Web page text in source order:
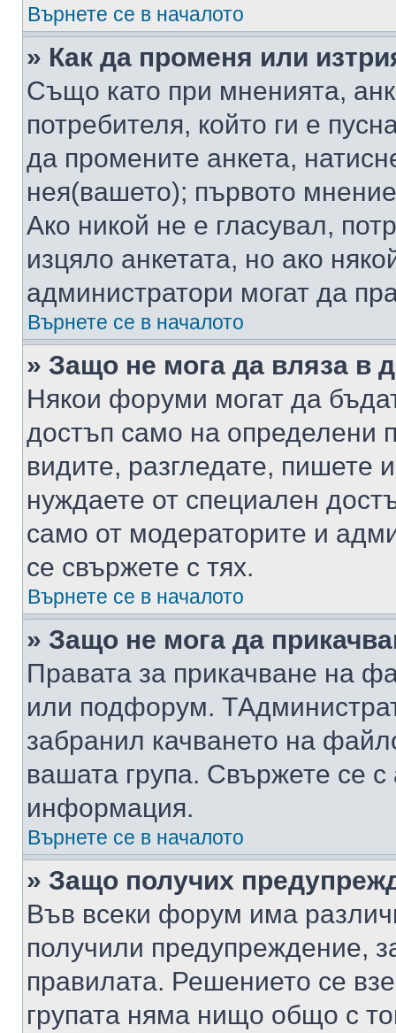
Върнете се в началото
» Как да променя или
Също като при мненията,
потребителя, който ги е
да промените анкета,
нея(вашето); първото
Ако никой не е гласувал,
изцяло анкетата, но ако
администратори могат да
Върнете се в началото
» Защо не мога да вляза в
Някои форуми могат да
достъп само на определени
видите, разгледате, пишете
нуждаете от специален
само от модераторите и
се свържете с тях.
Върнете се в началото
» Защо не мога да
Правата за прикачване на
или подфорум.
забранил качването на
вашата група. Свържете се
информация.
Върнете се в началото
» Защо получих
Във всеки форум има
получили предупреждение,
правилата. Решението се
групата няма нищо общо с